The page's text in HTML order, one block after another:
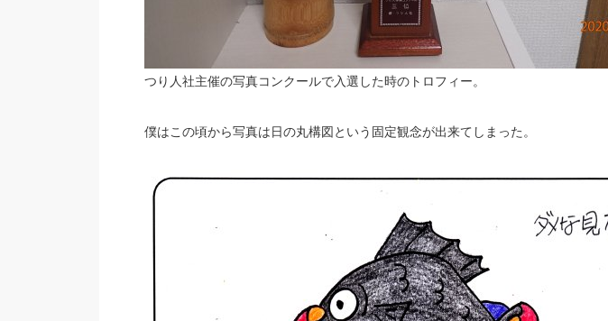
つり人社主催の写真コンクールで入選した時のトロフィー。
僕はこの頃から写真は日の丸構図という固定観念が出来てしまった。